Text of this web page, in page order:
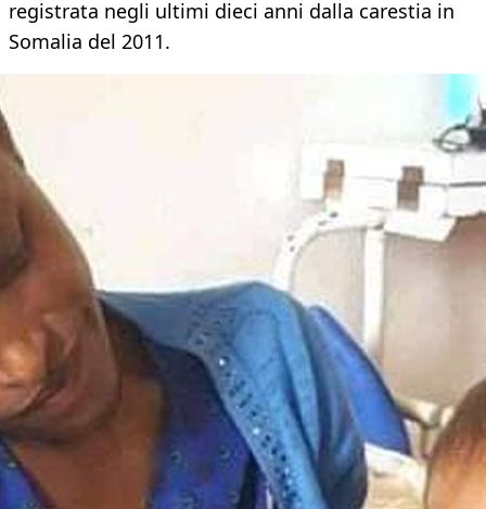
registrata negli ultimi dieci anni dalla carestia in
Somalia del 2011.